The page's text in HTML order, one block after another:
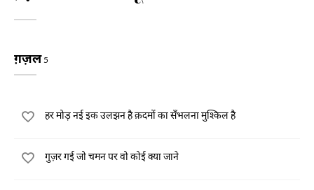
ग़ज़ल5
हर मोड़ नई इक उलझन है क़दमों का सँभलना मुश्किल है
गुज़र गई जो चमन पर वो कोई क्या जाने